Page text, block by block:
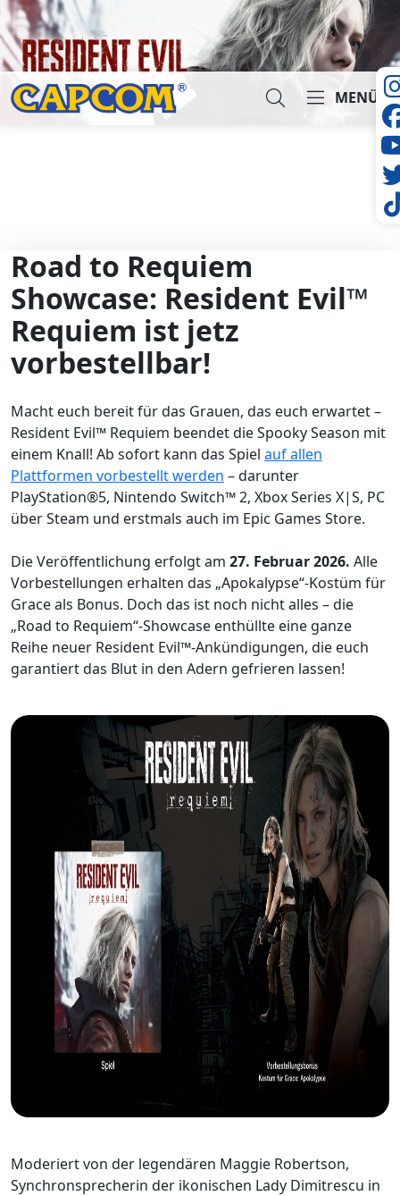
MENÜ
Road to Requiem
Showcase: Resident Evil™
Requiem ist jetz
vorbestellbar!
Macht euch bereit für das Grauen, das euch erwartet –
Resident Evil™ Requiem beendet die Spooky Season mit
einem Knall! Ab sofort kann das Spiel auf allen
Plattformen vorbestellt werden – darunter
PlayStation®5, Nintendo Switch™ 2, Xbox Series X|S, PC
über Steam und erstmals auch im Epic Games Store.
Die Veröffentlichung erfolgt am 27. Februar 2026. Alle
Vorbestellungen erhalten das „Apokalypse“-Kostüm für
Grace als Bonus. Doch das ist noch nicht alles – die
„Road to Requiem“-Showcase enthüllte eine ganze
Reihe neuer Resident Evil™-Ankündigungen, die euch
garantiert das Blut in den Adern gefrieren lassen!
Moderiert von der legendären Maggie Robertson,
Synchronsprecherin der ikonischen Lady Dimitrescu in